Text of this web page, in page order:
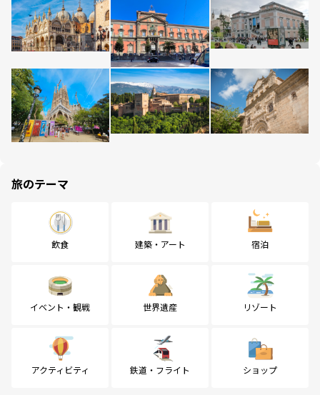
旅のテーマ
飲食 建築・アート 宿泊
イベント・観戦 世界遺産 リゾート
アクティビティ 鉄道・フライト ショップ